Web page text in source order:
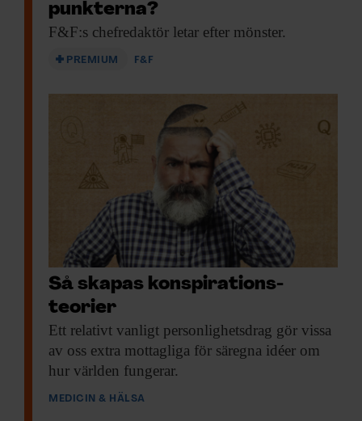
punkterna?
F&F:s chefredaktör letar efter mönster.
PREMIUM F&F
Så skapas konspirations­
teorier
Ett relativt vanligt personlighetsdrag gör vissa
av oss extra mottagliga för säregna idéer om
hur världen fungerar.
MEDICIN & HÄLSA